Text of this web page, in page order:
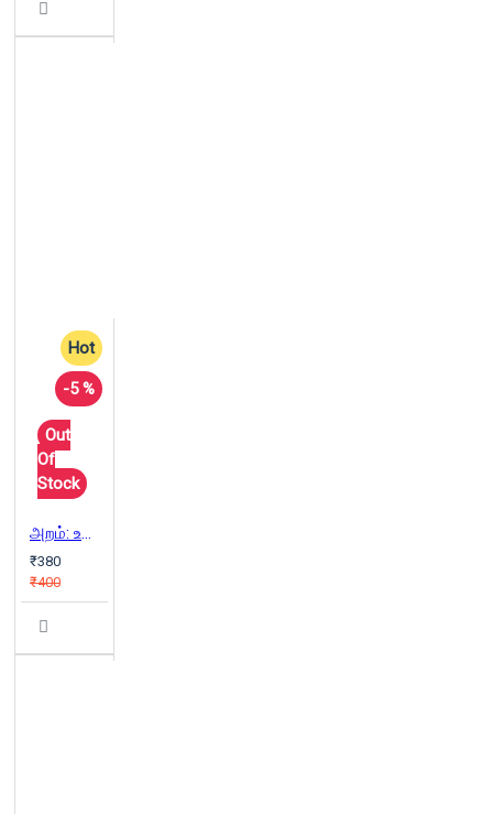
Hot
-5 %
Out
Of
Stock
அறம்: உண்மை மனிதர்களின் கதைகள்
₹380
₹400